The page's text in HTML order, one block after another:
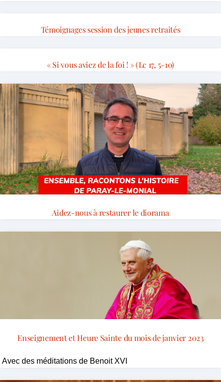
Témoignages session des jeunes retraités
« Si vous aviez de la foi ! » (Lc 17, 5-10)
Aidez-nous à restaurer le diorama
Enseignement et Heure Sainte du mois de janvier 2023
Avec des méditations de Benoit XVI